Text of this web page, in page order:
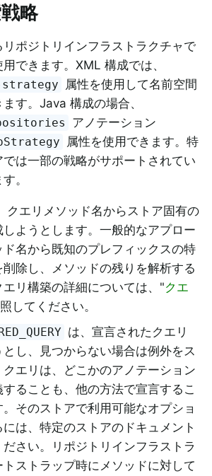
略
ポジトリインフラストラクチャで
できます。XML 構成では、
strategy
属性を使用して名前空間
す。Java 構成の場合、
アノテーション
属性を使用できます。特
は一部の戦略がサポートされてい
。
クエリメソッド名からストア固有の
しようとします。一般的なアプロー
ド名から既知のプレフィックスの特
除し、メソッドの残りを解析する
エリ構築の詳細については、"クエ
してください。
は、宣言されたクエリ
とし、見つからない場合は例外をス
クエリは、どこかのアノテーション
ることも、他の方法で宣言するこ
。そのストアで利用可能なオプショ
は、特定のストアのドキュメント
ださい。リポジトリインフラストラ
トストラップ時にメソッドに対して